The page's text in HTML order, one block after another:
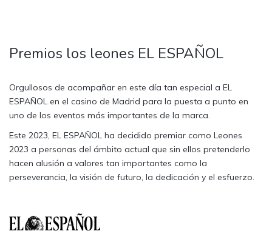
Premios los leones EL ESPAÑOL
Orgullosos de acompañar en este día tan especial a EL
ESPAÑOL en el casino de Madrid para la puesta a punto en
uno de los eventos más importantes de la marca.
Este 2023, EL ESPAÑOL ha decidido premiar como Leones
2023 a personas del ámbito actual que sin ellos pretenderlo
hacen alusión a valores tan importantes como la
perseverancia, la visión de futuro, la dedicación y el esfuerzo.